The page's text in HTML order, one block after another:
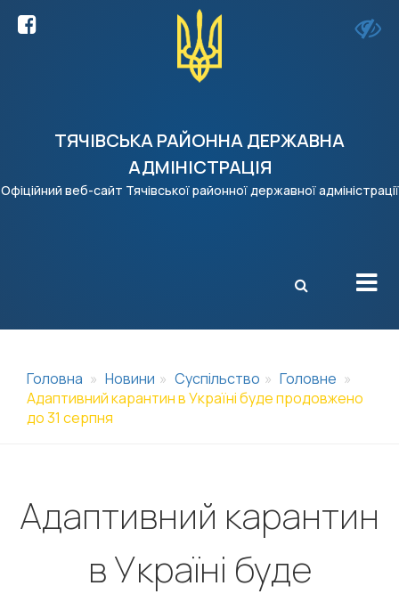
ТЯЧІВСЬКА РАЙОННА ДЕРЖАВНА
АДМІНІСТРАЦІЯ
Офіційний веб-сайт Тячівської районної державної адміністрації
X
Головна Новини Суспільство
Головне
Адаптивний карантин в Україні буде продовжено
до 31 серпня
Адаптивний карантин
в Україні буде